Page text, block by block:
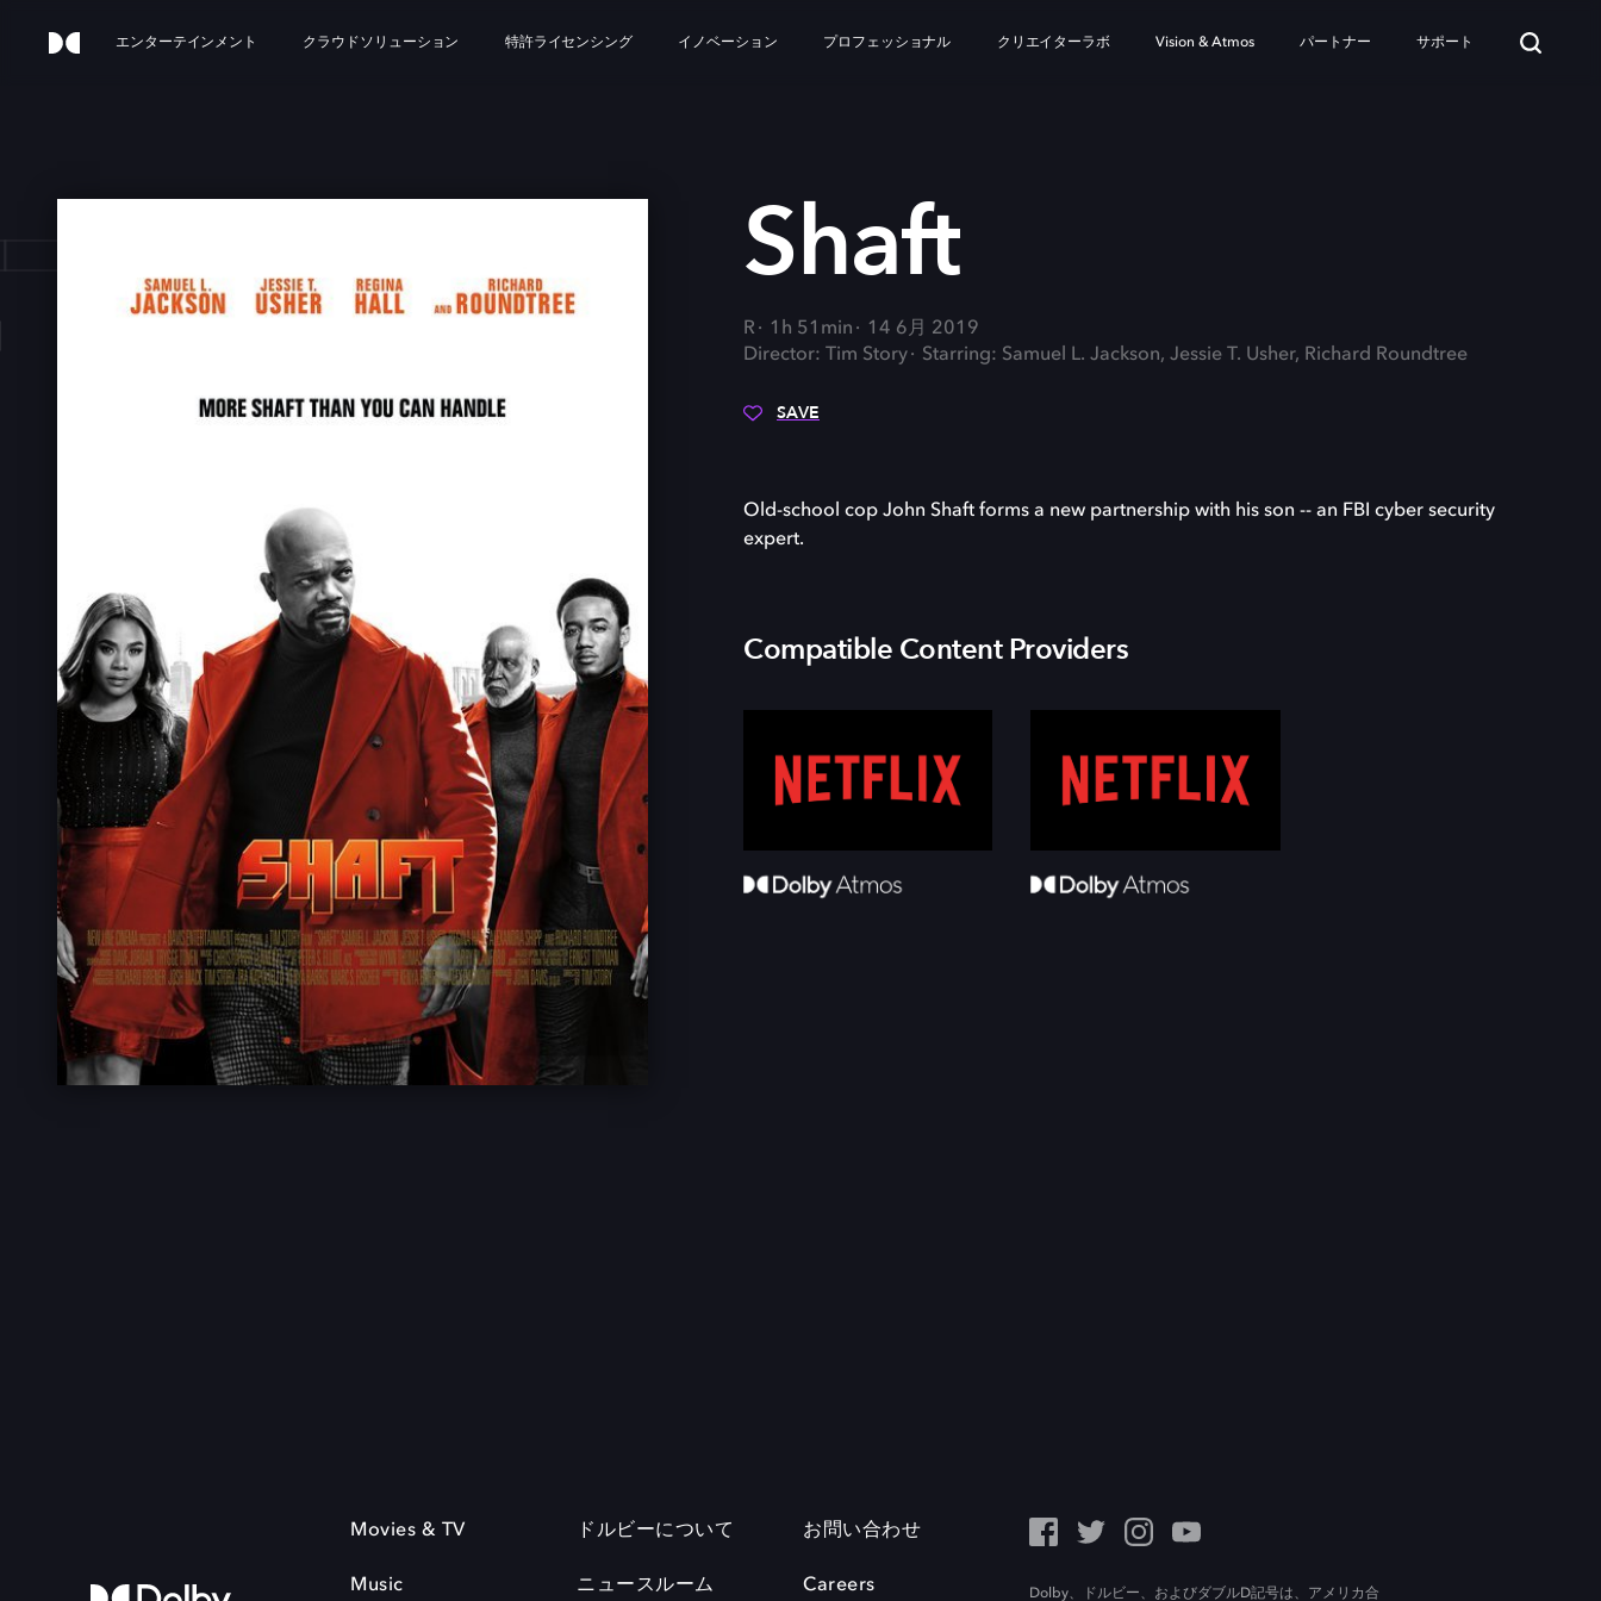
エンターテインメント クラウドソリューション 特許ライセンシング イノベーション プロフェッショナル クリエイターラボ Vision & Atmos パートナー サポート
Shaft
R 1h 51min
14 6月 2019
Director: Tim Story
Starring: Samuel L. Jackson, Jessie T. Usher, Richard Roundtree
SAVE
Old-school cop John Shaft forms a new partnership with his son -- an FBI cyber security
expert.
Compatible Content Providers
Movies & TV
Music
ドルビーについて
ニュースルーム
お問い合わせ
Careers Dolby、ドルビー、およびダブルD記号は、アメリカ合